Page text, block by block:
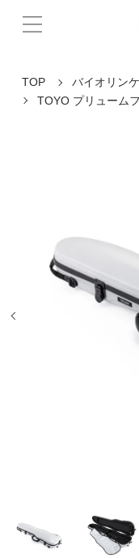
TOP バイオリン
TOYO プリューム